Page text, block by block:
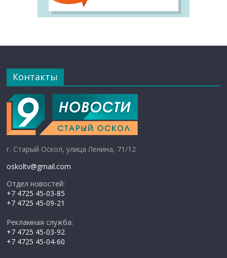
Контакты
г. Старый Оскол, улица Ленина, 71/12
oskoltv@gmail.com
Отдел новостей:
+7 4725 45-03-85
+7 4725 45-09-21
Рекламная служба:
+7 4725 45-03-92
+7 4725 45-04-60